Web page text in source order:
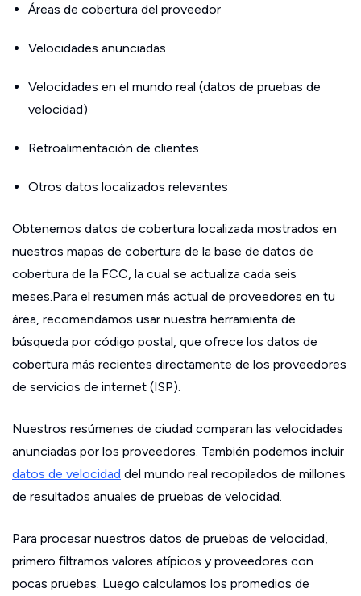
Áreas de cobertura del proveedor
Velocidades anunciadas
Velocidades en el mundo real (datos de pruebas de
velocidad)
Retroalimentación de clientes
Otros datos localizados relevantes
Obtenemos datos de cobertura localizada mostrados en
nuestros mapas de cobertura de la base de datos de
cobertura de la FCC, la cual se actualiza cada seis
meses.Para el resumen más actual de proveedores en tu
área, recomendamos usar nuestra herramienta de
búsqueda por código postal, que ofrece los datos de
cobertura más recientes directamente de los proveedores
de servicios de internet (ISP).
Nuestros resúmenes de ciudad comparan las velocidades
anunciadas por los proveedores. También podemos incluir
datos de velocidad del mundo real recopilados de millones
de resultados anuales de pruebas de velocidad.
Para procesar nuestros datos de pruebas de velocidad,
primero filtramos valores atípicos y proveedores con
pocas pruebas. Luego calculamos los promedios de